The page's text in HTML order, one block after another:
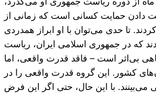
دادن حمایت کسانی است که زمانی از
تا حدی می‌توان با او ابراز همدردی
که در جمهوری اسلامی ایران، ریاست
بی‌اثر است – فاقد قدرت واقعی، اما
کشور. این گروه قدرت واقعی را در
با این حال، حتی اگر این فرض